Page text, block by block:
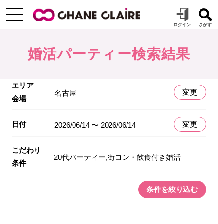
婚活パーティー検索結果
エリア
会場
名古屋 変更
日付 2026/06/14 〜 2026/06/14 変更
こだわり
条件
20代パーティー,街コン・飲食付き婚活
条件を絞り込む